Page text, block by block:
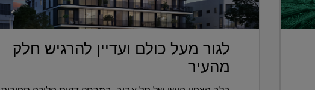
לגור מעל כולם ועדיין להרגיש חלק
מהעיר